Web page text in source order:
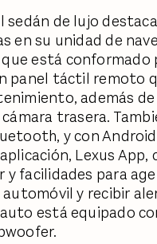
sedán de lujo
en su unidad de
está
panel táctil remoto
además
trasera.
y con
Lexus App,
facilidades para
y recibir
está equipado